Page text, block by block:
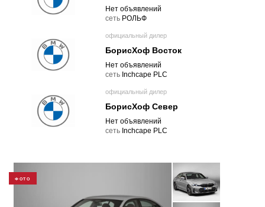
Нет объявлений
cеть РОЛЬФ
официальный дилер
БорисХоф Восток
Нет объявлений
cеть Inchcape PLC
официальный дилер
БорисХоф Север
Нет объявлений
cеть Inchcape PLC
ФОТО